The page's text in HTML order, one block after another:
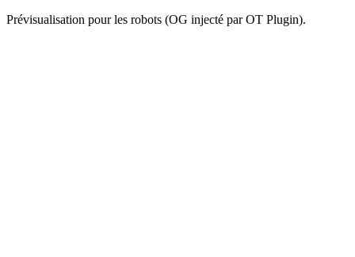
Prévisualisation pour les robots (OG injecté par OT Plugin).